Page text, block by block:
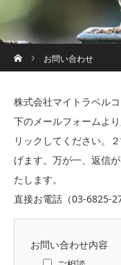
お問い合わせ
株式会社マイトラベル
下のメールフォームよ
リックしてください。
げます。万が一、返信
たします。
直接お電話（03-6825-
お問い合わせ内容